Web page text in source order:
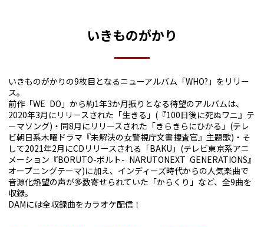
いきものがかり
いきものがかりの9枚⽬となるニューアルバム「WHO?」をリリー
ス。
前作「WE DO」から約1年3か⽉振りとなる待望のアルバムは、
2020年3⽉にリリースされた「⽣きる」(『100⽇後に死ぬワニ』テ
ーマソング)・同8⽉にリリースされた「きらきらにひかる」(テレ
ビ朝⽇系⽊曜ドラマ『未解決の⼥警視庁⽂書捜査官』主題歌)・そ
して2021年2⽉にCDリリースされる「BAKU」(テレビ東京系アニ
メーション『BORUTO-ボルト- NARUTONEXT GENERATIONS』
オープニングテーマ)に加え、インディーズ時代からの⼈気楽曲で
⾳源化熱望の声が多数寄せられていた「からくり」など、全9曲を
収録。
DAMには全収録曲をカラオケ配信！